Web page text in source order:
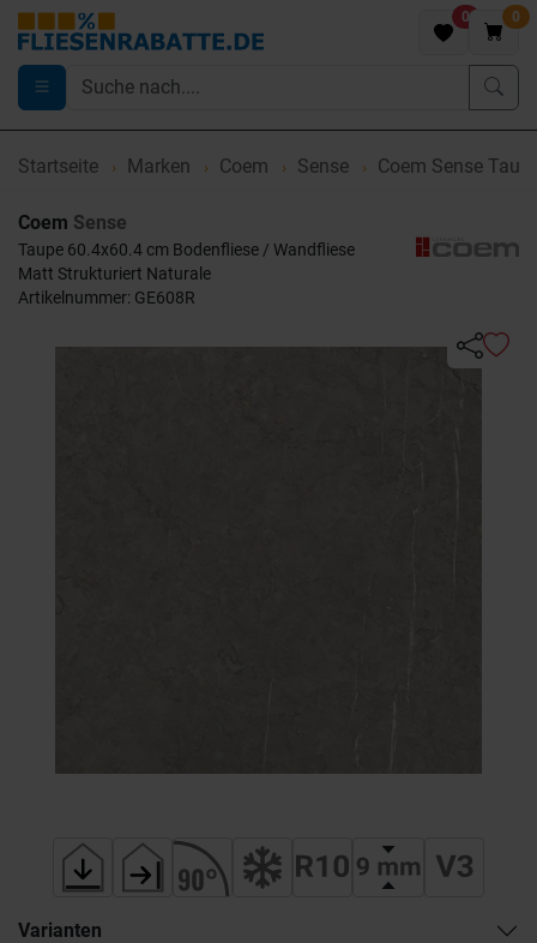
0 0
Startseite Marken Coem Sense Coem Sense
Coem Sense
Taupe 60.4x60.4 cm Bodenfliese / Wandfliese
Matt Strukturiert Naturale
Artikelnummer: GE608R
Varianten